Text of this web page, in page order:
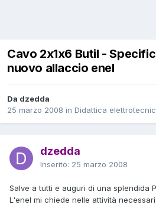
Cavo 2x1x6 Butil -
nuovo allaccio enel
Da dzedda
25 marzo 2008 in Didattica
dzedda
Inserito: 25 marzo 2008
Salve a tutti e auguri di una splendida
L'enel mi chiede nelle attività